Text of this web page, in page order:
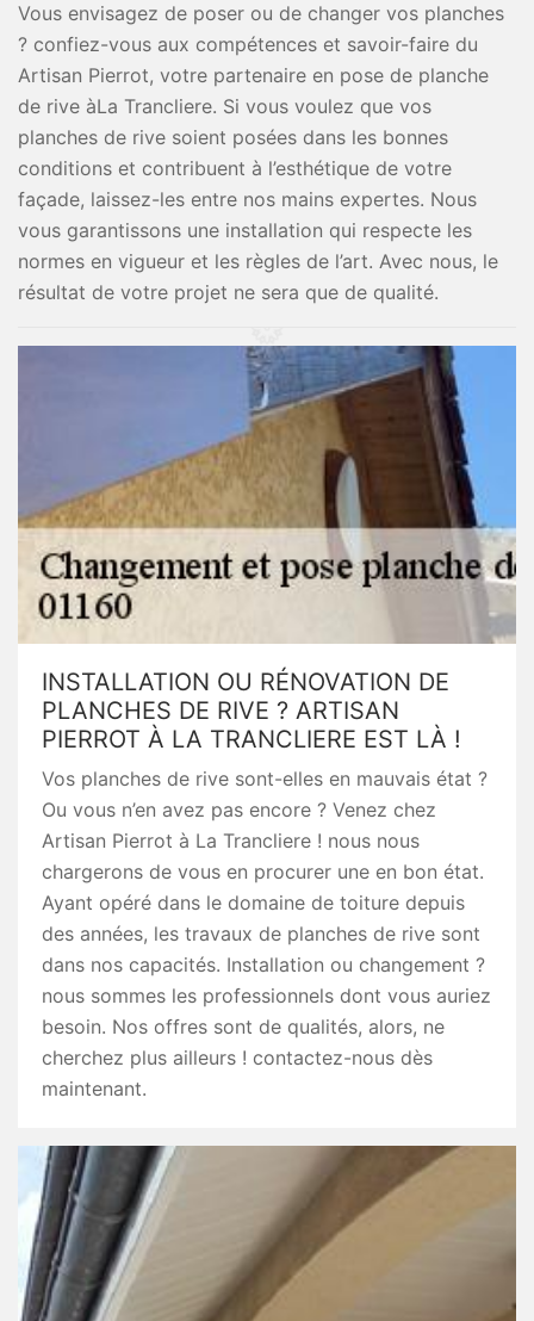
Vous envisagez de poser ou de changer vos planches
? confiez-vous aux compétences et savoir-faire du
Artisan Pierrot, votre partenaire en pose de planche
de rive àLa Trancliere. Si vous voulez que vos
planches de rive soient posées dans les bonnes
conditions et contribuent à l’esthétique de votre
façade, laissez-les entre nos mains expertes. Nous
vous garantissons une installation qui respecte les
normes en vigueur et les règles de l’art. Avec nous, le
résultat de votre projet ne sera que de qualité.
INSTALLATION OU RÉNOVATION DE
PLANCHES DE RIVE ? ARTISAN
PIERROT À LA TRANCLIERE EST LÀ !
Vos planches de rive sont-elles en mauvais état ?
Ou vous n’en avez pas encore ? Venez chez
Artisan Pierrot à La Trancliere ! nous nous
chargerons de vous en procurer une en bon état.
Ayant opéré dans le domaine de toiture depuis
des années, les travaux de planches de rive sont
dans nos capacités. Installation ou changement ?
nous sommes les professionnels dont vous auriez
besoin. Nos offres sont de qualités, alors, ne
cherchez plus ailleurs ! contactez-nous dès
maintenant.